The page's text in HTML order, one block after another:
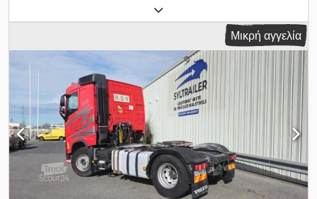
, κενό βάρος:
φόρτωσης:11.355 κιλ, συνολικό βάρος:19.000 κιλ, μέγεθος
6.110 χιλ., φρένα:
φρενάρισμα κινητήρα, τύπος μετάδοσης:αυτόματο, κατηγορία
εκπομπών:
Euro 6 , ανάρτηση: αέρας, Έτος κατασκευής:
Εξοπλισμός:ABS, κλιματισμός, υπολογιστής επί του
οχήματος, ref: LOC-VO25-2041 ΕΝΟΙΚΙΑΣΗ: Οδικό σύνολο
ανατρεπόμενου ημιρυμουλκούμενου – VOLVO FH 460 (2021) +
SCHMITZ CARGOBULL SKI24 (2024) Τύπος μίσθωσης:
Βραχυχρόνια / Μακροχρόνια Διαθεσιμότητα: Άμεση Χρήση:
Δημόσια έργα, χύμα μεταφορές, υλικά, εργοτάξιο Επικοινωνήστε
μαζί μας για προσφορά ενοικίασης ΕΛΚΥΣΤΗΡΑΣ VOLVO FH 460
Μάρκα: VOLVO Μοντέλο: FH 460 Έτος: 2021 Χιλιόμετρα: 626.708
Μικρή αγγελία